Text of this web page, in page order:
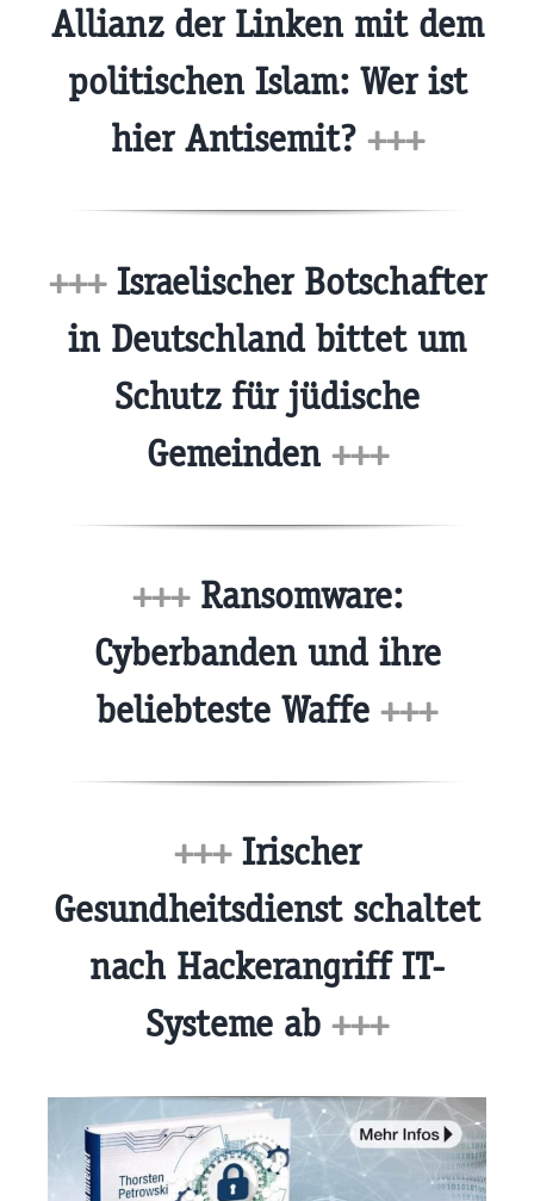
Allianz der Linken mit dem
politischen Islam: Wer ist
hier Antisemit? +++
+++Israelischer Botschafter
in Deutschland bittet um
Schutz für jüdische
Gemeinden +++
+++Ransomware:
Cyberbanden und ihre
beliebteste Waffe +++
+++Irischer
Gesundheitsdienst schaltet
nach Hackerangriff IT-
Systeme ab +++